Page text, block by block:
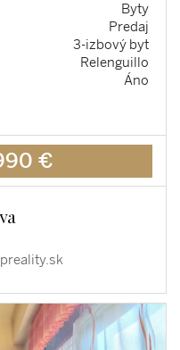
Byty
Predaj
3-izbový byt
Relenguillo
Áno
€